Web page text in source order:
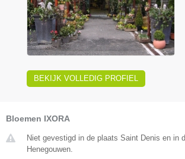
BEKIJK VOLLEDIG PROFIEL
Bloemen IXORA
Niet gevestigd in de plaats Saint Denis en in
Henegouwen.